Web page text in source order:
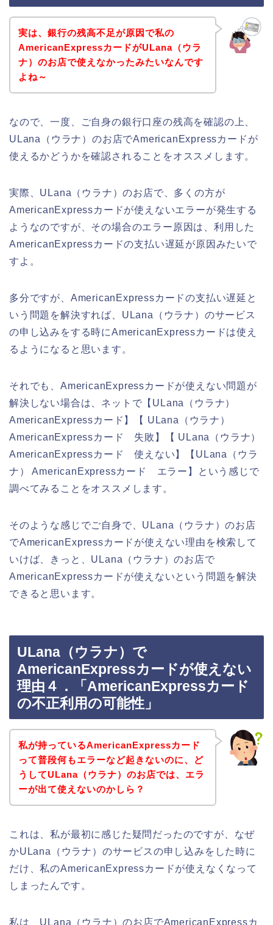
実は、銀行の残高不足が原因で私の
AmericanExpressカードがULana（ウラ
ナ）のお店で使えなかったみたいなんです
よね～
なので、一度、ご自身の銀行口座の残高を確認の上、
ULana（ウラナ）のお店でAmericanExpressカードが
使えるかどうかを確認されることをオススメします。
実際、ULana（ウラナ）のお店で、多くの方が
AmericanExpressカードが使えないエラーが発生する
ようなのですが、その場合のエラー原因は、利用した
AmericanExpressカードの支払い遅延が原因みたいで
すよ。
多分ですが、AmericanExpressカードの支払い遅延と
いう問題を解決すれば、ULana（ウラナ）のサービス
の申し込みをする時にAmericanExpressカードは使え
るようになると思います。
それでも、AmericanExpressカードが使えない問題が
解決しない場合は、ネットで【ULana（ウラナ）
AmericanExpressカード】【 ULana（ウラナ）
AmericanExpressカード 失敗】【 ULana（ウラナ）
AmericanExpressカード 使えない】【ULana（ウラ
ナ） AmericanExpressカード エラー】という感じで
調べてみることをオススメします。
そのような感じでご自身で、ULana（ウラナ）のお店
でAmericanExpressカードが使えない理由を検索して
いけば、きっと、ULana（ウラナ）のお店で
AmericanExpressカードが使えないという問題を解決
できると思います。
ULana（ウラナ）で
AmericanExpressカードが使えない
理由４．「AmericanExpressカード
の不正利用の可能性」
私が持っているAmericanExpressカード
って普段何もエラーなど起きないのに、ど
うしてULana（ウラナ）のお店では、エラ
ーが出て使えないのかしら？
これは、私が最初に感じた疑問だったのですが、なぜ
かULana（ウラナ）のサービスの申し込みをした時に
だけ、私のAmericanExpressカードが使えなくなって
しまったんです。
私は、ULana（ウラナ）のお店でAmericanExpressカ